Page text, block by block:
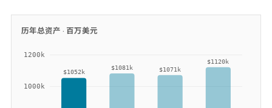
历年总资产 · 百万美元